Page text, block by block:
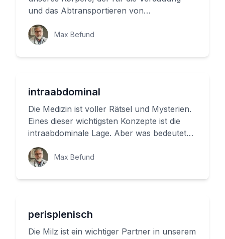
und das Abtransportieren von
Nahrungsmitteln zuständig ist. Als Medi...
Max Befund
intraabdominal
Die Medizin ist voller Rätsel und Mysterien.
Eines dieser wichtigsten Konzepte ist die
intraabdominale Lage. Aber was bedeutet
das eigentlich? In dies...
Max Befund
perisplenisch
Die Milz ist ein wichtiger Partner in unserem